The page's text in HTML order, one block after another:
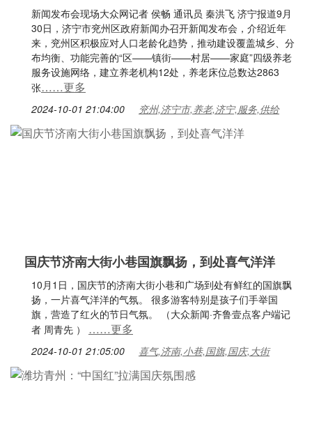
新闻发布会现场大众网记者 侯畅 通讯员 秦洪飞 济宁报道9月
30日，济宁市兖州区政府新闻办召开新闻发布会，介绍近年
来，兖州区积极应对人口老龄化趋势，推动建设覆盖城乡、分
布均衡、功能完善的“区——镇街——村居——家庭”四级养老
服务设施网络，建立养老机构12处，养老床位总数达2863
张……更多
2024-10-01 21:04:00 兖州,济宁市,养老,济宁,服务,供给
国庆节济南大街小巷国旗飘扬，到处喜气洋洋
10月1日，国庆节的济南大街小巷和广场到处有鲜红的国旗飘
扬，一片喜气洋洋的气氛。 很多游客特别是孩子们手举国
旗，营造了红火的节日气氛。 （大众新闻·齐鲁壹点客户端记
者 周青先 ） ……更多
2024-10-01 21:05:00 喜气,济南,小巷,国旗,国庆,大街